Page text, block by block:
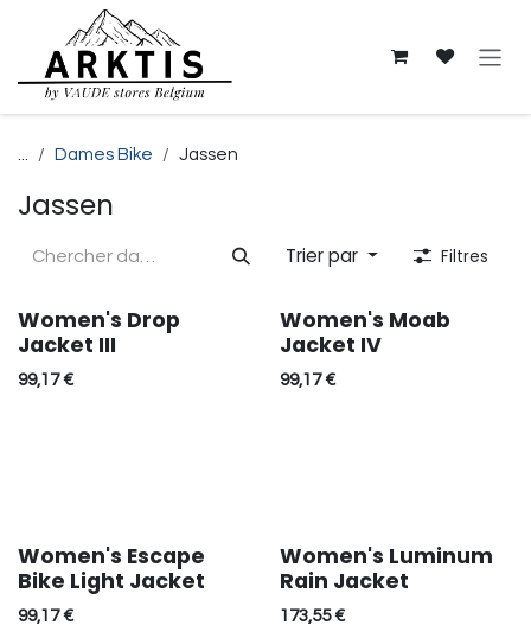
Se rendre au contenu
... Dames Bike Jassen
Jassen
Trier par Filtres
Women's Drop
Jacket III
99,17€
Réduction
Women's Moab
Jacket IV
99,17€
Women's Escape
Bike Light Jacket
99,17€
Women's Luminum
Rain Jacket
173,55€